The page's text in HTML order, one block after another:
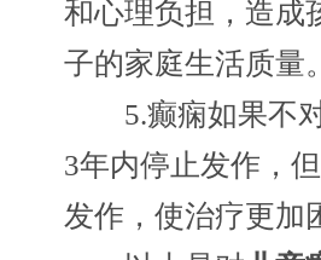
和心理负担，造成
子的家庭生活质量。
5.癫痫如果不对
3年内停止发作，
发作，使治疗更加